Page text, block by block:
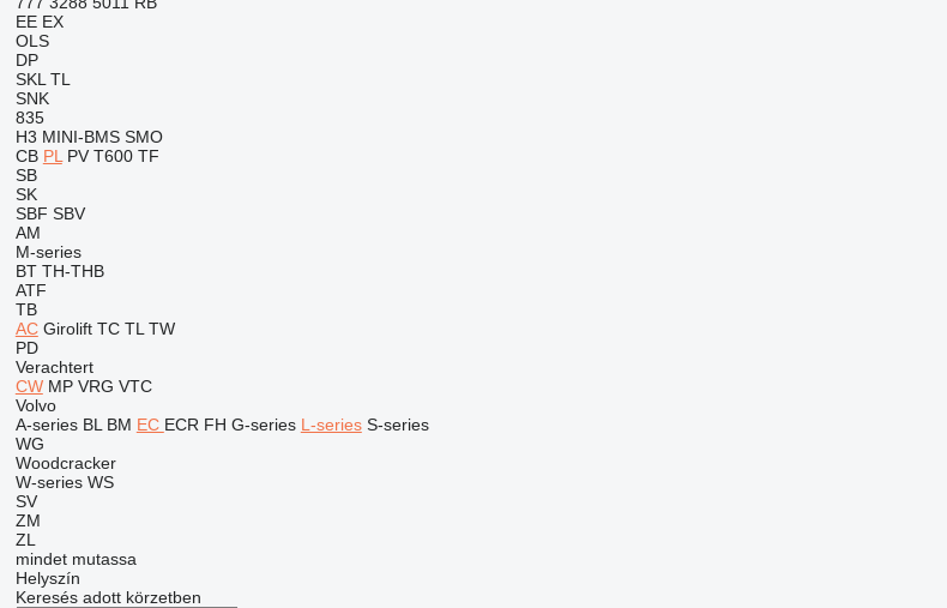
EE EX
OLS
DP
SKL TL
SNK
835
H3 MINI-BMS SMO
CB PL PV T600 TF
SB
SK
SBF SBV
AM
M-series
BT TH-THB
ATF
TB
AC Girolift TC TL TW
PD
Verachtert
CW MP VRG VTC
Volvo
A-series BL BM EC ECR FH G-series L-series S-series
WG
Woodcracker
W-series WS
SV
ZM
ZL
mindet mutassa
Helyszín
Keresés adott körzetben